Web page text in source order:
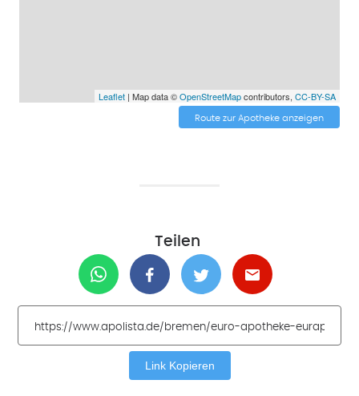
Leaflet| Map data ©OpenStreetMapcontributors, CC-BY-SA
Route zur Apotheke anzeigen
Teilen
Link Kopieren